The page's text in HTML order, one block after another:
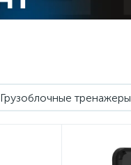
Грузоблочные тренажеры